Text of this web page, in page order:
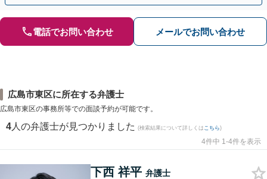
電話でお問い合わせ メールでお問い合わせ
広島市東区に所在する弁護士
広島市東区の事務所等での面談予約が可能です。
4 人の弁護士が見つかりました (検索結果について詳しくは こちら)
4件中 1-4件を表示
下西 祥平 弁護士